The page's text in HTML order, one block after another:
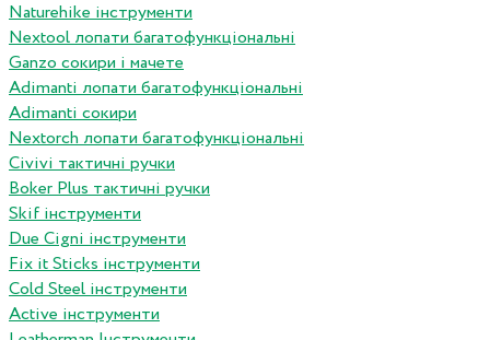
Naturehike інструменти
Nextool лопати багатофункціональні
Ganzo сокири і мачете
Adimanti лопати багатофункціональні
Adimanti сокири
Nextorch лопати багатофункціональні
Сivivi тактичні ручки
Boker Plus тактичні ручки
Skif інструменти
Due Cigni інструменти
Fix it Sticks інструменти
Сold Steel інструменти
Active інструменти